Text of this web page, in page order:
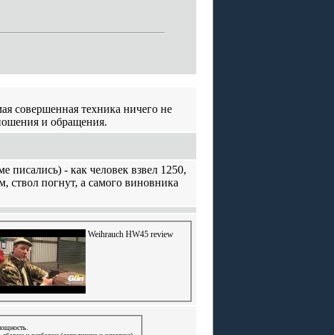
совершенная техника ничего не
и обращения.
писались) - как человек взвел 1250,
ствол погнут, а самого виновника
Weihrauch HW45 review